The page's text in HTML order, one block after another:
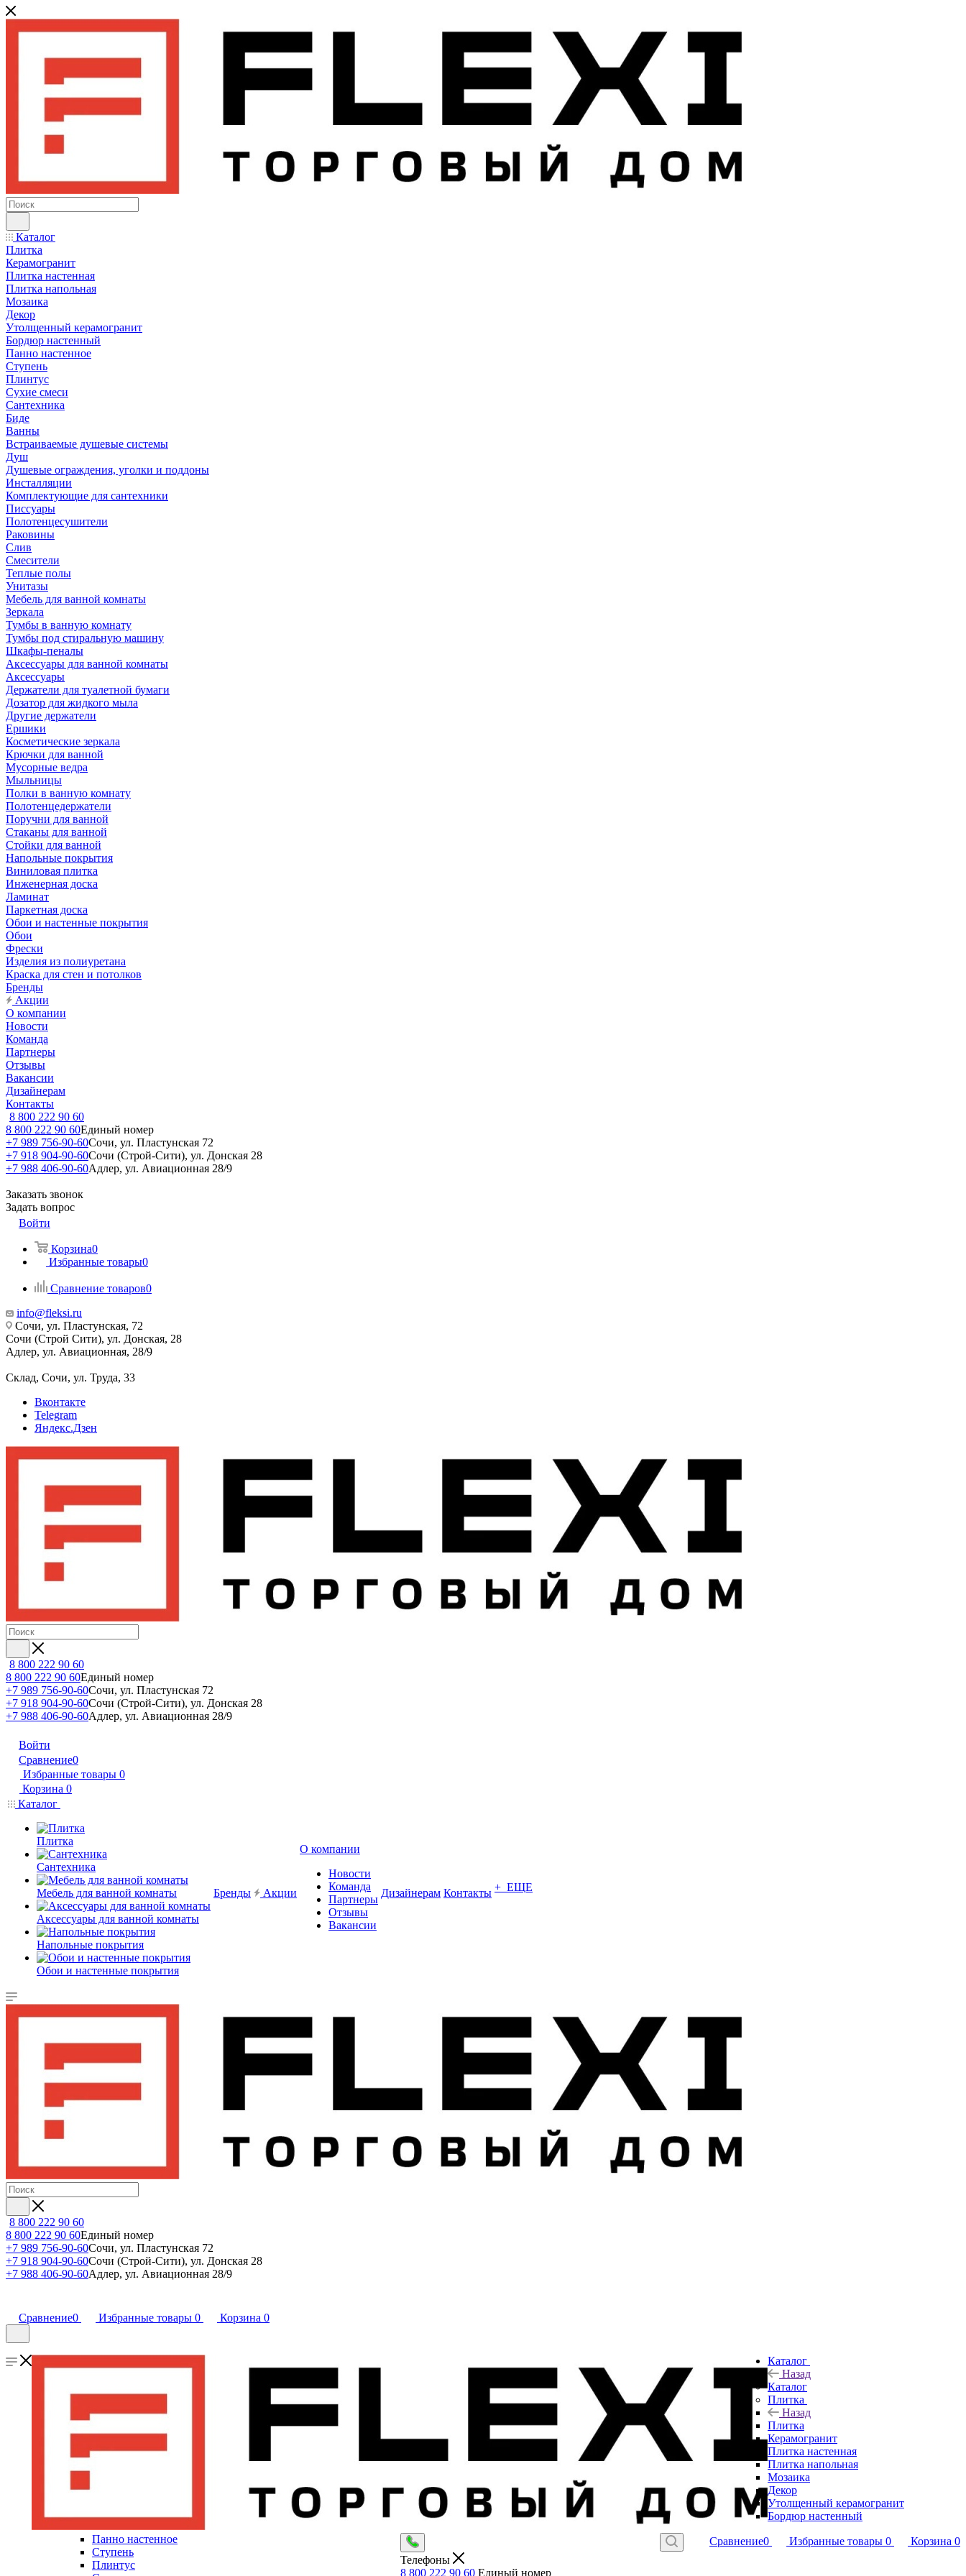
Каталог
Плитка
Керамогранит
Плитка настенная
Плитка напольная
Мозаика
Декор
Утолщенный керамогранит
Бордюр настенный
Панно настенное
Ступень
Плинтус
Сухие смеси
Сантехника
Биде
Ванны
Встраиваемые душевые системы
Душ
Душевые ограждения, уголки и поддоны
Инсталляции
Комплектующие для сантехники
Писсуары
Полотенцесушители
Раковины
Слив
Смесители
Теплые полы
Унитазы
Мебель для ванной комнаты
Зеркала
Тумбы в ванную комнату
Тумбы под стиральную машину
Шкафы-пеналы
Аксессуары для ванной комнаты
Аксессуары
Держатели для туалетной бумаги
Дозатор для жидкого мыла
Другие держатели
Ершики
Косметические зеркала
Крючки для ванной
Мусорные ведра
Мыльницы
Полки в ванную комнату
Полотенцедержатели
Поручни для ванной
Стаканы для ванной
Стойки для ванной
Напольные покрытия
Виниловая плитка
Инженерная доска
Ламинат
Паркетная доска
Обои и настенные покрытия
Обои
Фрески
Изделия из полиуретана
Краска для стен и потолков
Бренды
Акции
О компании
Новости
Команда
Партнеры
Отзывы
Вакансии
Дизайнерам
Контакты
8 800 222 90 60
8 800 222 90 60Единый номер
+7 989 756-90-60Сочи, ул. Пластунская 72
+7 918 904-90-60Сочи (Строй-Сити), ул. Донская 28
+7 988 406-90-60Адлер, ул. Авиационная 28/9
Заказать звонок
Задать вопрос
Войти
Корзина0
Избранные товары0
Сравнение товаров0
info@fleksi.ru
Сочи, ул. Пластунская, 72
Сочи (Строй Сити), ул. Донская, 28
Адлер, ул. Авиационная, 28/9
Склад, Сочи, ул. Труда, 33
Вконтакте
Telegram
Яндекс.Дзен
8 800 222 90 60
8 800 222 90 60Единый номер
+7 989 756-90-60Сочи, ул. Пластунская 72
+7 918 904-90-60Сочи (Строй-Сити), ул. Донская 28
+7 988 406-90-60Адлер, ул. Авиационная 28/9
Войти
Сравнение0
Избранные товары 0
Корзина 0
Каталог
Плитка
Сантехника
Мебель для ванной комнаты
Аксессуары для ванной комнаты
Напольные покрытия
Обои и настенные покрытия
Бренды Акции
О компании
Новости
Команда
Партнеры
Отзывы
Вакансии
Дизайнерам Контакты + ЕЩЕ
8 800 222 90 60
8 800 222 90 60Единый номер
+7 989 756-90-60Сочи, ул. Пластунская 72
+7 918 904-90-60Сочи (Строй-Сити), ул. Донская 28
+7 988 406-90-60Адлер, ул. Авиационная 28/9
Сравнение0 Избранные товары 0 Корзина 0
Сравнение0 Избранные товары 0 Корзина 0
Телефоны
8 800 222 90 60 Единый номер
Каталог
Назад
Каталог
Плитка
Назад
Плитка
Керамогранит
Плитка настенная
Плитка напольная
Мозаика
Декор
Утолщенный керамогранит
Бордюр настенный
Панно настенное
Ступень
Плинтус